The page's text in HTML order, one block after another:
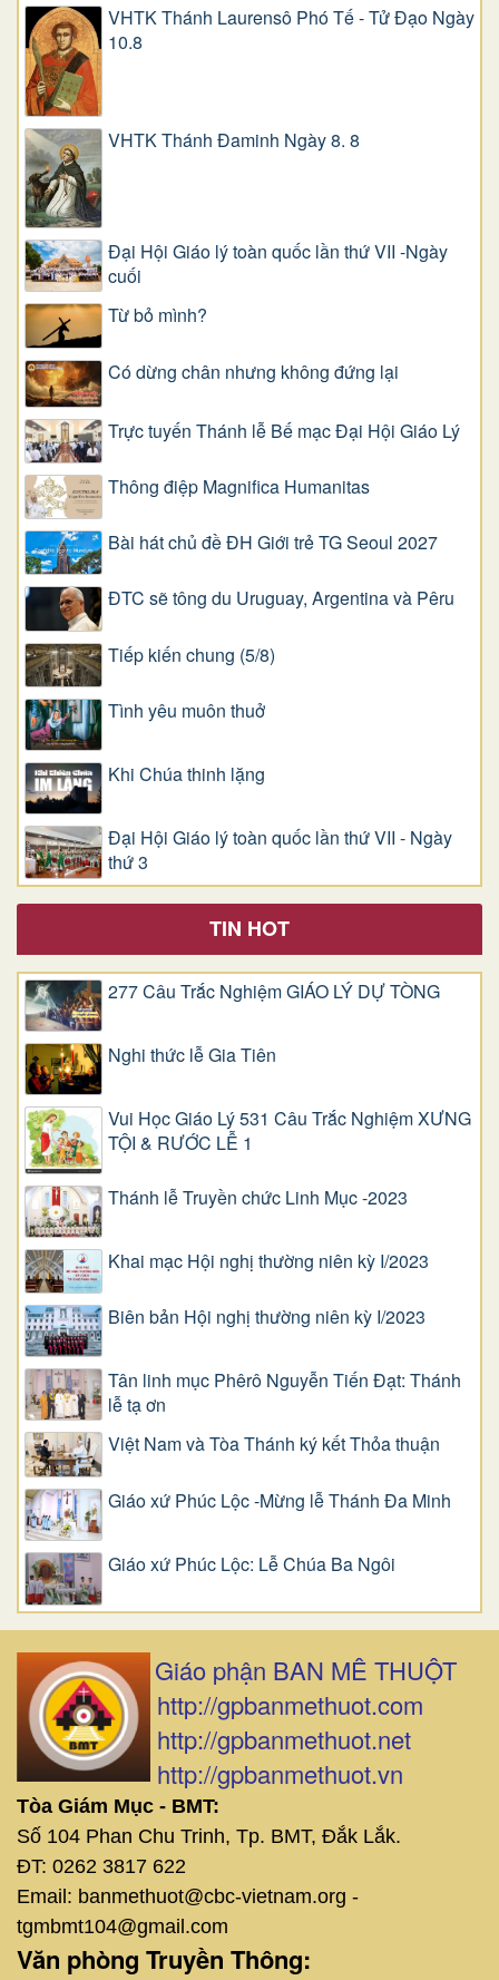
VHTK Thánh Laurensô Phó Tế - Tử Đạo Ngày
10.8
VHTK Thánh Đaminh Ngày 8. 8
Đại Hội Giáo lý toàn quốc lần thứ VII -Ngày
cuối
Từ bỏ mình?
Có dừng chân nhưng không đứng lại
Trực tuyến Thánh lễ Bế mạc Đại Hội Giáo Lý
Thông điệp Magnifica Humanitas
Bài hát chủ đề ĐH Giới trẻ TG Seoul 2027
ĐTC sẽ tông du Uruguay, Argentina và Pêru
Tiếp kiến chung (5/8)
Tình yêu muôn thuở
Khi Chúa thinh lặng
Đại Hội Giáo lý toàn quốc lần thứ VII - Ngày
thứ 3
TIN HOT
277 Câu Trắc Nghiệm GIÁO LÝ DỰ TÒNG
Nghi thức lễ Gia Tiên
Vui Học Giáo Lý 531 Câu Trắc Nghiệm XƯNG
TỘI & RƯỚC LỄ 1
Thánh lễ Truyền chức Linh Mục -2023
Khai mạc Hội nghị thường niên kỳ I/2023
Biên bản Hội nghị thường niên kỳ I/2023
Tân linh mục Phêrô Nguyễn Tiến Đạt: Thánh
lễ tạ ơn
Việt Nam và Tòa Thánh ký kết Thỏa thuận
Giáo xứ Phúc Lộc -Mừng lễ Thánh Đa Minh
Giáo xứ Phúc Lộc: Lễ Chúa Ba Ngôi
Giáo phận BAN MÊ THUỘT
http://gpbanmethuot.com
http://gpbanmethuot.net
http://gpbanmethuot.vn
Tòa Giám Mục - BMT:
Số 104 Phan Chu Trinh, Tp. BMT, Đắk Lắk.
ĐT: 0262 3817 622
Email: banmethuot@cbc-vietnam.org -
tgmbmt104@gmail.com
Văn phòng Truyền Thông: